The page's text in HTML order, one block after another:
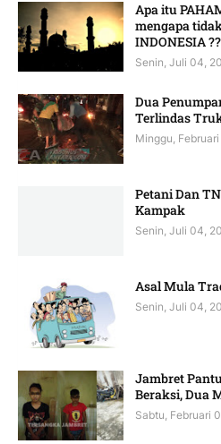
Apa itu
mengapa
INDONESIA ??
Senin, Juli 04,
Dua
Terlindas
Minggu,
Petani Dan
Kampak
Senin, Juli 04,
Asal Mula
Senin, Juli 04,
Jambret
Beraksi, Dua
Sabtu, Februari